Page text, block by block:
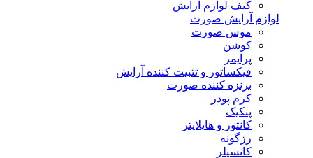
کیف لوازم آرایش
لوازم آرایش صورت
موس صورت
کوشن
پرایمر
فیکساتور و تثبیت کننده آرایش
برنزه کننده صورت
کرم پودر
پنکیک
کانتور و هایلایتر
رژگونه
کانسیلر